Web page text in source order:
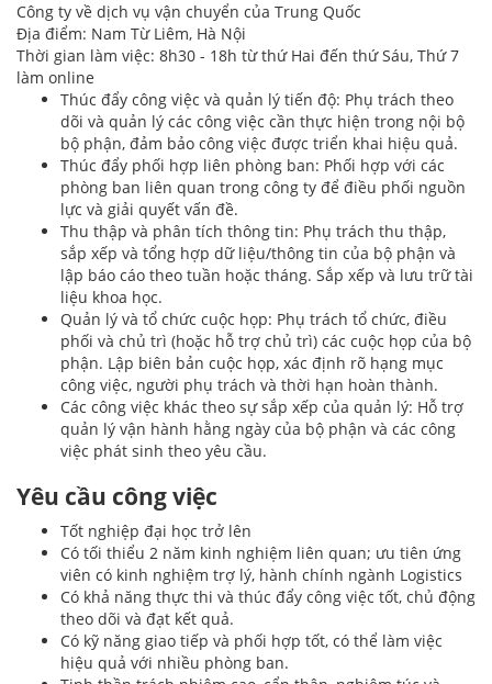
Công ty về dịch vụ vận chuyển của Trung Quốc
Địa điểm: Nam Từ Liêm, Hà Nội
Thời gian làm việc: 8h30 - 18h từ thứ Hai đến thứ Sáu, Thứ 7
làm online
Thúc đẩy công việc và quản lý tiến độ: Phụ trách theo
dõi và quản lý các công việc cần thực hiện trong nội bộ
bộ phận, đảm bảo công việc được triển khai hiệu quả.
Thúc đẩy phối hợp liên phòng ban: Phối hợp với các
phòng ban liên quan trong công ty để điều phối nguồn
lực và giải quyết vấn đề.
Thu thập và phân tích thông tin: Phụ trách thu thập,
sắp xếp và tổng hợp dữ liệu/thông tin của bộ phận và
lập báo cáo theo tuần hoặc tháng. Sắp xếp và lưu trữ tài
liệu khoa học.
Quản lý và tổ chức cuộc họp: Phụ trách tổ chức, điều
phối và chủ trì (hoặc hỗ trợ chủ trì) các cuộc họp của bộ
phận. Lập biên bản cuộc họp, xác định rõ hạng mục
công việc, người phụ trách và thời hạn hoàn thành.
Các công việc khác theo sự sắp xếp của quản lý: Hỗ trợ
quản lý vận hành hằng ngày của bộ phận và các công
việc phát sinh theo yêu cầu.
Yêu cầu công việc
Tốt nghiệp đại học trở lên
Có tối thiểu 2 năm kinh nghiệm liên quan; ưu tiên ứng
viên có kinh nghiệm trợ lý, hành chính ngành Logistics
Có khả năng thực thi và thúc đẩy công việc tốt, chủ động
theo dõi và đạt kết quả.
Có kỹ năng giao tiếp và phối hợp tốt, có thể làm việc
hiệu quả với nhiều phòng ban.